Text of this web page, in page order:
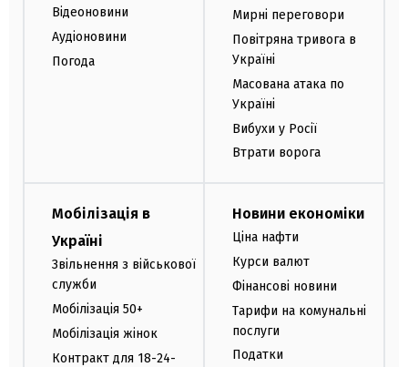
Відеоновини
Аудіоновини
Погода
Мирні переговори
Повітряна тривога в
Україні
Масована атака по
Україні
Вибухи у Росії
Втрати ворога
Мобілізація в
Україні
Звільнення з військової
служби
Мобілізація 50+
Мобілізація жінок
Контракт для 18-24-
Новини економіки
Ціна нафти
Курси валют
Фінансові новини
Тарифи на комунальні
послуги
Податки